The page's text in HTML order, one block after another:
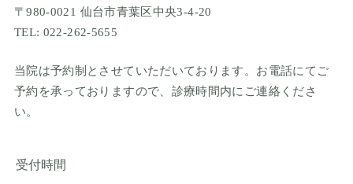
〒980-0021 仙台市青葉区中央3-4-20
TEL: 022-262-5655
当院は予約制とさせていただいております。お電話にてご
予約を承っておりますので、診療時間内にご連絡くださ
い。
受付時間